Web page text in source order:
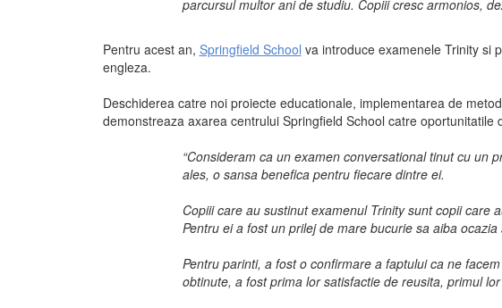
parcursul multor ani de studiu. Copiii cresc armonios,
Pentru acest an, Springfield School va introduce examenele Trinity si
engleza.
Deschiderea catre noi proiecte educationale, implementarea de
demonstreaza axarea centrului Springfield School catre oportunitatile
“Consideram ca un examen conversational tinut cu un
ales, o sansa benefica pentru fiecare dintre ei.
Copiii care au sustinut examenul Trinity sunt copii care
Pentru ei a fost un prilej de mare bucurie sa aiba
Pentru parinti, a fost o confirmare a faptului ca ne
obtinute, a fost prima lor satisfactie de reusita, primul